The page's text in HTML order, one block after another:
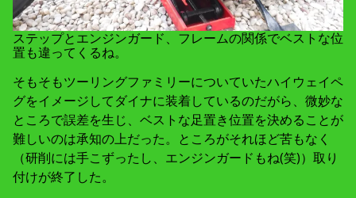
ステップとエンジンガード、フレームの関係でベストな位
置も違ってくるね。
そもそもツーリングファミリーについていたハイウェイペ
グをイメージしてダイナに装着しているのだがら、微妙な
ところで誤差を生じ、ベストな足置き位置を決めることが
難しいのは承知の上だった。ところがそれほど苦もなく
（研削には手こずったし、エンジンガードもね(笑)）取り
付けが終了した。